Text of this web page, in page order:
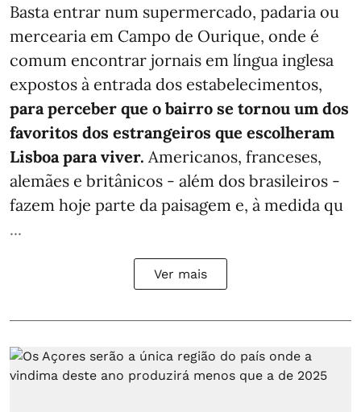
Basta entrar num supermercado, padaria ou
mercearia em Campo de Ourique, onde é
comum encontrar jornais em língua inglesa
expostos à entrada dos estabelecimentos,
para perceber que o bairro se tornou um dos
favoritos dos estrangeiros que escolheram
Lisboa para viver. Americanos, franceses,
alemães e britânicos - além dos brasileiros -
fazem hoje parte da paisagem e, à medida qu
...
Ver mais